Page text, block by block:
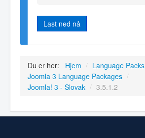
Last ned nå
Du er her: Hjem / Language Packs
Joomla 3 Language Packages /
Joomla! 3 - Slovak / 3.5.1.2